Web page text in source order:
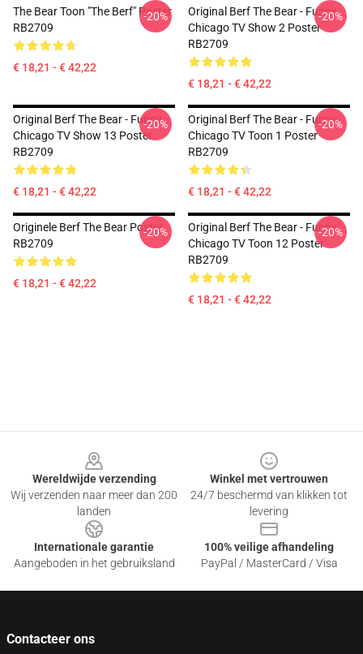
The Bear Toon "The Berf" Poster
RB2709
€ 18,21 - € 42,22
-20%
Original Berf The Bear - Funny
Chicago TV Show 2 Poster
RB2709
€ 18,21 - € 42,22
-20%
Original Berf The Bear - Funny
Chicago TV Show 13 Poster
RB2709
€ 18,21 - € 42,22
-20%
Original Berf The Bear - Funny
Chicago TV Toon 1 Poster
RB2709
€ 18,21 - € 42,22
-20%
Originele Berf The Bear Poster
RB2709
€ 18,21 - € 42,22
-20%
Original Berf The Bear - Funny
Chicago TV Toon 12 Poster
RB2709
€ 18,21 - € 42,22
-20%
Wereldwijde verzending
Wij verzenden naar meer dan 200
landen
Winkel met vertrouwen
24/7 beschermd van klikken tot
levering
Internationale garantie
Aangeboden in het gebruiksland
100% veilige afhandeling
PayPal / MasterCard / Visa
Contacteer ons